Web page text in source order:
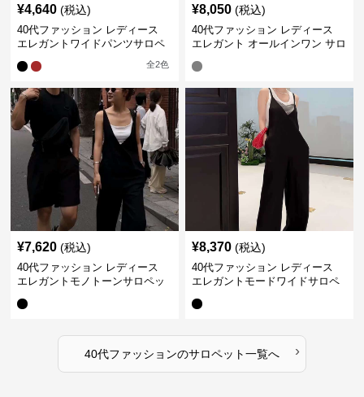
¥4,640 (税込)
40代ファッション レディース
エレガントワイドパンツサロペ
全2色
¥8,050 (税込)
40代ファッション レディース
エレガント オールインワン サロ
ール
¥7,620 (税込)
40代ファッション レディース
エレガントモノトーンサロペッ
ン
¥8,370 (税込)
40代ファッション レディース
エレガントモードワイドサロペ
ワン
40代ファッションのサロペット一覧へ ›